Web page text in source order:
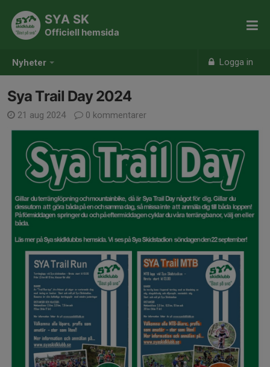
Nyheter Logga in
SYA SK
Officiell hemsida
Sya Trail Day 2024
21 aug 2024 0 kommentarer